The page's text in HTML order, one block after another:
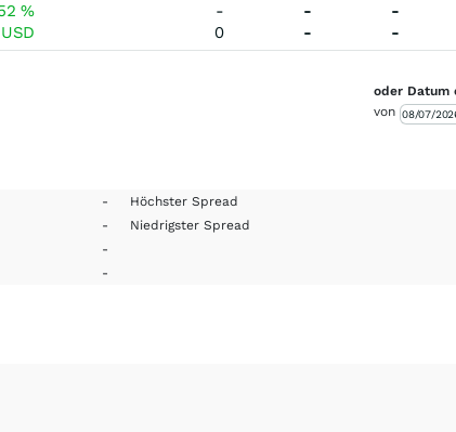
%
USD
-
0
-
-
-
-
oder Datum
von
- Höchster Spread
- Niedrigster Spread
-
-